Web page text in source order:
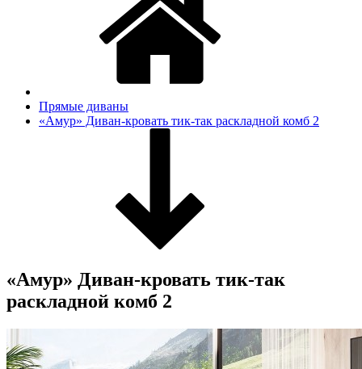
Прямые диваны
«Амур» Диван-кровать тик-так раскладной комб 2
«Амур» Диван-кровать тик-так
раскладной комб 2